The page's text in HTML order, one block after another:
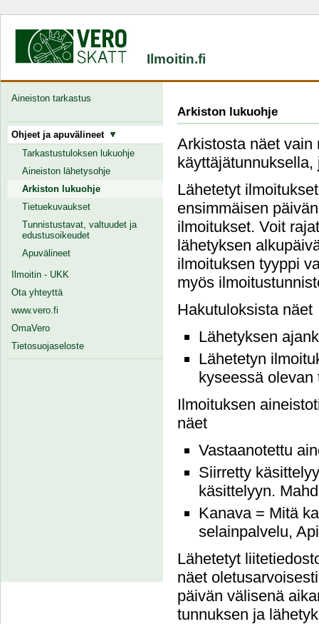
Ilmoitin.fi
Aineiston tarkastus
Ohjeet ja apuvälineet
Tarkastustuloksen lukuohje
Aineiston lähetysohje
Arkiston lukuohje
Tietuekuvaukset
Tunnistustavat, valtuudet ja
edustusoikeudet
Apuvälineet
Ilmoitin - UKK
Ota yhteyttä
www.vero.fi
OmaVero
Tietosuojaseloste
Arkiston lukuohje
Arkistosta näet vain
Lähetetyt
ensimmäisen
ilmoitukset. Voit
lähetyksen
ilmoituksen tyyppi
myös
Hakutuloksista näet
Lähetyksen
Lähetetyn
kyseessä
Ilmoituksen
näet
Vastaanotettu
Siirretty
käsittelyyn.
Kanava = Mitä
selainpalvelu,
Lähetetyt
näet
päivän välisenä
tunnuksen ja